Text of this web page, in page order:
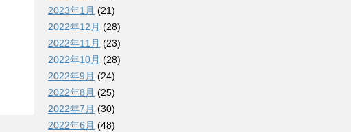
2023年1月 (21)
2022年12月 (28)
2022年11月 (23)
2022年10月 (28)
2022年9月 (24)
2022年8月 (25)
2022年7月 (30)
2022年6月 (48)